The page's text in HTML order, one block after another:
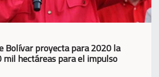
Bolívar proyecta para 2020 la
mil hectáreas para el impulso